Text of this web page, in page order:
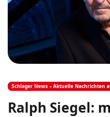
Schlager News – Aktuelle Nachrichten
Ralph Siegel: